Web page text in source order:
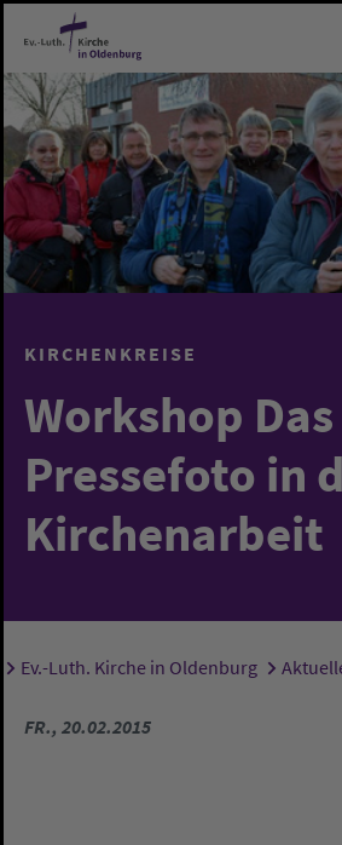
Zum Hauptinhalt springen
KIRCHENKREISE
Workshop Das
Pressefoto in
Kirchenarbeit
Sie sind hier:
Ev.-Luth. Kirche in Oldenburg
FR., 20.02.2015